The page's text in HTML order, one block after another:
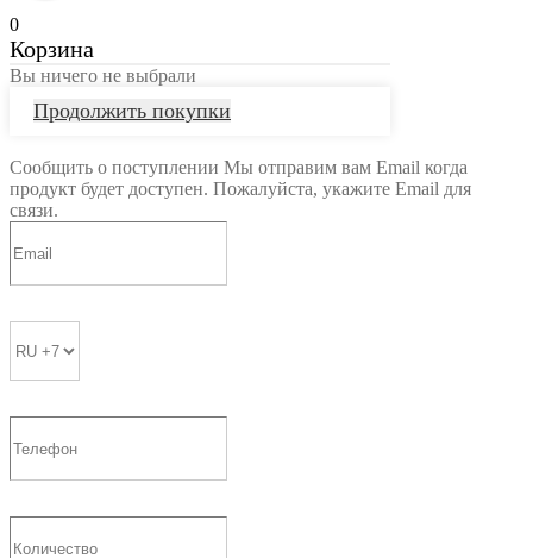
0
Корзина
Вы ничего не выбрали
Продолжить покупки
Сообщить о поступлении Мы отправим вам Email когда
продукт будет доступен. Пожалуйста, укажите Email для
связи.